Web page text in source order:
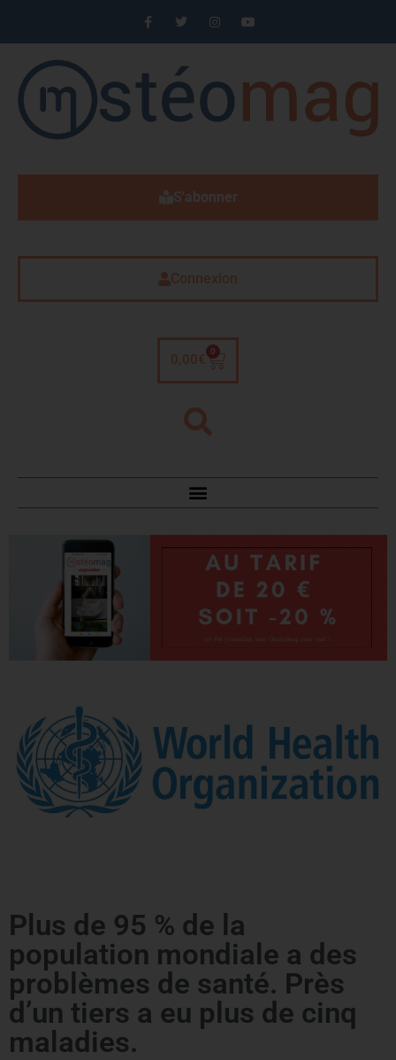
S'abonner
Connexion
0,00 €
0
Plus de 95 % de la
population mondiale a des
problèmes de santé. Près
d’un tiers a eu plus de cinq
maladies.